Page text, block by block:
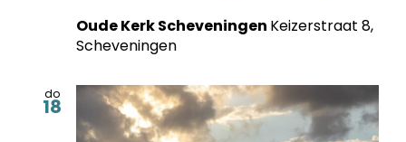
Oude Kerk Scheveningen Keizerstraat 8,
Scheveningen
do
18